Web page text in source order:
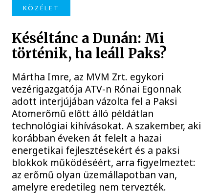
KÖZÉLET
Késéltánc a Dunán: Mi
történik, ha leáll Paks?
Mártha Imre, az MVM Zrt. egykori
vezérigazgatója ATV-n Rónai Egonnak
adott interjújában vázolta fel a Paksi
Atomerőmű előtt álló példátlan
technológiai kihívásokat. A szakember, aki
korábban éveken át felelt a hazai
energetikai fejlesztésekért és a paksi
blokkok működéséért, arra figyelmeztet:
az erőmű olyan üzemállapotban van,
amelyre eredetileg nem tervezték.